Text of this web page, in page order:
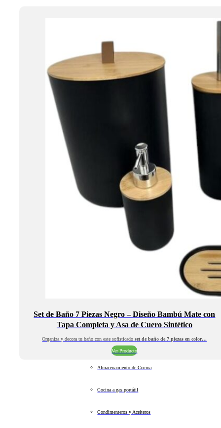
Set de Baño 7 Piezas Negro – Diseño Bambú Mate con
Tapa Completa y Asa de Cuero Sintético
Organiza y decora tu baño con este sofisticadoset de baño de 7 piezas en color…
Ver Producto
Almacenamiento de Cocina
Cocina a gas portátil
Condimenteros y Aceiteros